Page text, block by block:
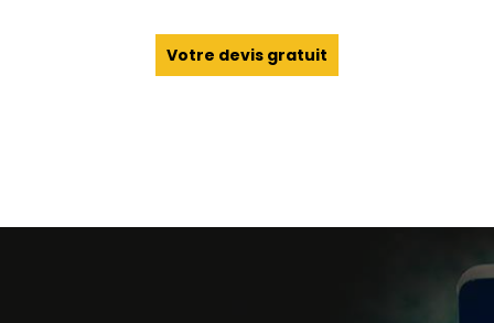
Votre devis gratuit